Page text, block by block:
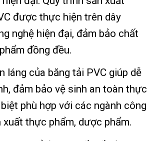
được thực hiện trên dây
nghệ hiện đại, đảm bảo chất
đồng đều.
láng của băng tải PVC giúp dễ
đảm bảo vệ sinh an toàn thực
phù hợp với các ngành công
xuất thực phẩm, dược phẩm.